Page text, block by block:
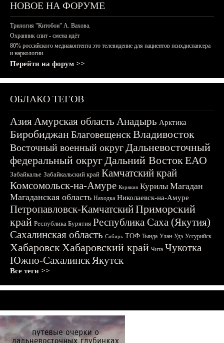
НОВОЕ НА ФОРУМЕ
Трилогия "Китобои" А. Вахова.
Охранник спит - смена идёт
80% российского медиаконтента это телевидение для пациентов психдиспансера
и наркологии.
Перейти на форум >>
ОБЛАКО ТЕГОВ
АзияАмурская область Анадырь Арктика
БиробиджанБлаговещенскВладивосток
Восточный военный округДальневосточный
федеральный округДальний ВостокЕАО
Забайкалье Забайкальский край Камчатский край
Комсомольск-на-Амуре Корякия Курилы Магадан
Магаданская область Находка Николаевск-на-Амуре
Петропавловск-КамчатскийПриморский
край Республика Бурятия Республика Саха (Якутия)
Сахалинская область Сибирь ТОФ Тында Улан-Удэ Уссурийск
ХабаровскХабаровский край Чита Чукотка
Южно-СахалинскЯкутск
Все теги >>